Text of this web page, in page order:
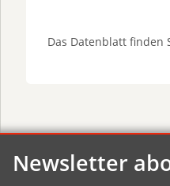
Das Datenblatt finden
Newsletter